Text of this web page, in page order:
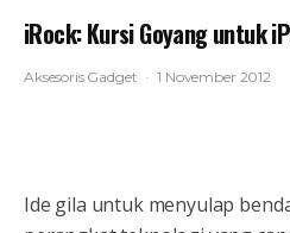
iRock: Kursi Goyang untuk
Aksesoris Gadget · 1 November 2012
Ide gila untuk menyulap